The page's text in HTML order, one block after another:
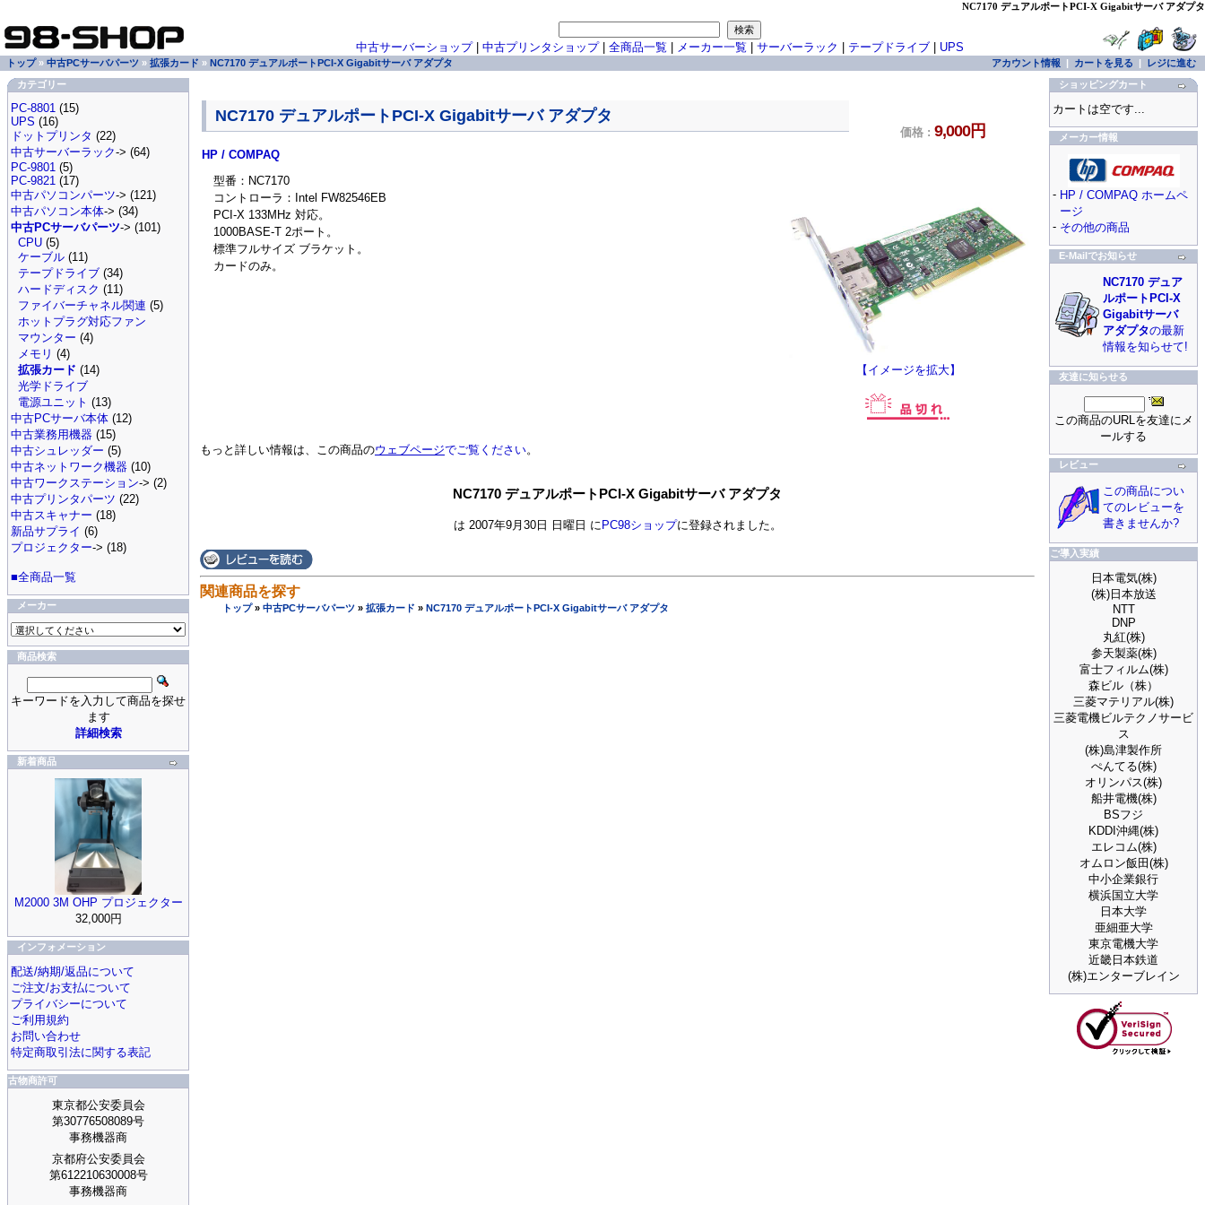
NC7170 デュアルポートPCI-X Gigabitサーバ アダプタ
NC7170 デュアルポートPCI-X Gigabitサーバ アダプタ
HP / COMPAQ
価格 : 9,000円
【イメージを拡大】
型番：NC7170
コントローラ：Intel FW82546EB
PCI-X 133MHz 対応。
1000BASE-T 2ポート。
標準フルサイズ ブラケット。
カードのみ。
もっと詳しい情報は、この商品のウェブページでご覧ください。
NC7170 デュアルポートPCI-X Gigabitサーバ アダプタ
は 2007年9月30日 日曜日 に PC98ショップに登録されました。
関連商品を探す
トップ» 中古PCサーバパーツ » 拡張カード » NC7170 デュアルポートPCI-X Gigabitサーバ アダプタ
中古サーバーショップ| 中古プリンタショップ| 全商品一覧 メーカー一覧 サーバーラック テープドライブ| UPS
トップ» 中古PCサーバパーツ » 拡張カード » NC7170 デュアルポートPCI-X Gigabitサーバ アダプタ アカウント情報 カートを見る
レジに進む
カテゴリー
PC-8801 (15)
UPS (16)
ドットプリンタ (22)
中古サーバーラック-> (64)
PC-9801 (5)
PC-9821 (17)
中古パソコンパーツ-> (121)
中古パソコン本体-> (34)
中古PCサーバパーツ-> (101)
CPU (5)
ケーブル (11)
テープドライブ (34)
ハードディスク (11)
ファイバーチャネル関連 (5)
ホットプラグ対応ファン
マウンター (4)
メモリ (4)
拡張カード (14)
光学ドライブ
電源ユニット (13)
中古PCサーバ本体 (12)
中古業務用機器 (15)
中古シュレッダー (5)
中古ネットワーク機器 (10)
中古ワークステーション-> (2)
中古プリンタパーツ (22)
中古スキャナー (18)
新品サプライ (6)
プロジェクター-> (18)
■全商品一覧
メーカー
商品検索
キーワードを入力して商品を探せ
ます
詳細検索
新着商品
M2000 3M OHP プロジェクター
32,000円
インフォメーション
配送/納期/返品について
ご注文/お支払について
プライバシーについて
ご利用規約
お問い合わせ
特定商取引法に関する表記
古物商許可
東京都公安委員会
第30776508089号
事務機器商
京都府公安委員会
第612210630008号
事務機器商
ショッピングカート
カートは空です...
メーカー情報
- HP / COMPAQ ホームペ
ージ
- その他の商品
E-Mailでお知らせ
NC7170 デュア
ルポートPCI-X
Gigabitサーバ
アダプタの最新
情報を知らせて!
友達に知らせる
この商品のURLを友達にメ
ールする
レビュー
この商品につい
てのレビューを
書きませんか?
ご導入実績
日本電気(株)
(株)日本放送
NTT
DNP
丸紅(株)
参天製薬(株)
富士フィルム(株)
森ビル（株）
三菱マテリアル(株)
三菱電機ビルテクノサービ
ス
(株)島津製作所
ぺんてる(株)
オリンパス(株)
船井電機(株)
BSフジ
KDDI沖縄(株)
エレコム(株)
オムロン飯田(株)
中小企業銀行
横浜国立大学
日本大学
亜細亜大学
東京電機大学
近畿日本鉄道
(株)エンターブレイン